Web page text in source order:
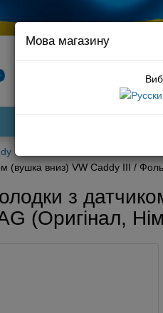
гальмівні колодки caddy
III 04-
(вушка вниз) VW Caddy III /
Мова магазину
з
(Оригінал,